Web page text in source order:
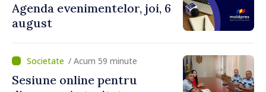
Agenda evenimentelor, joi, 6
august
/ Acum 59 minute
Sesiune online pentru